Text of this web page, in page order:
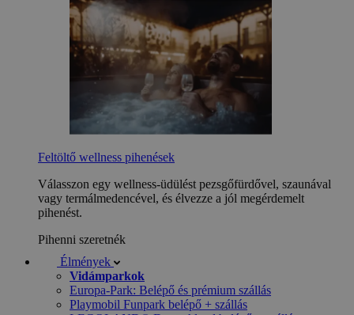
Feltöltő wellness pihenések
Válasszon egy wellness-üdülést pezsgőfürdővel, szaunával
vagy termálmedencével, és élvezze a jól megérdemelt
pihenést.
Pihenni szeretnék
Élmények
Vidámparkok
Europa-Park: Belépő és prémium szállás
Playmobil Funpark belépő + szállás